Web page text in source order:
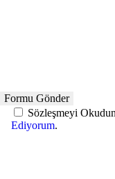
Sözleşmeyi
Ediyorum.